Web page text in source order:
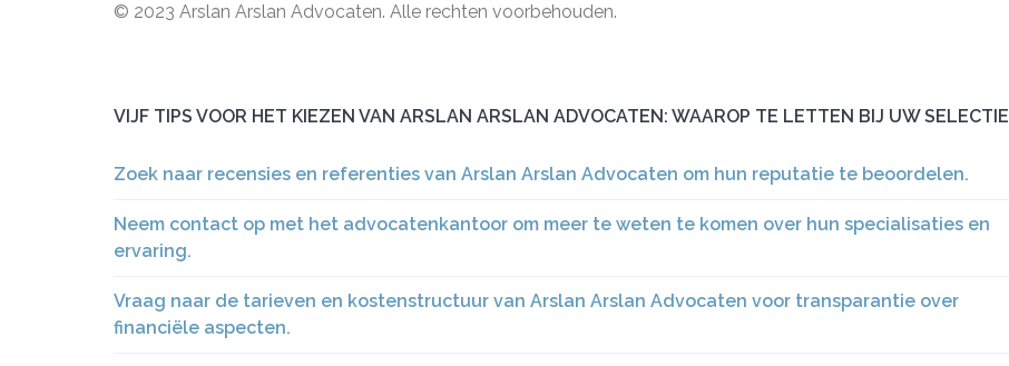
© 2023 Arslan Arslan Advocaten. Alle rechten voorbehouden.
VIJF TIPS VOOR HET KIEZEN VAN ARSLAN ARSLAN ADVOCATEN: WAAROP TE LETTEN BIJ UW SELECTIE
Zoek naar recensies en referenties van Arslan Arslan Advocaten om hun reputatie te beoordelen.
Neem contact op met het advocatenkantoor om meer te weten te komen over hun specialisaties en
ervaring.
Vraag naar de tarieven en kostenstructuur van Arslan Arslan Advocaten voor transparantie over
financiële aspecten.